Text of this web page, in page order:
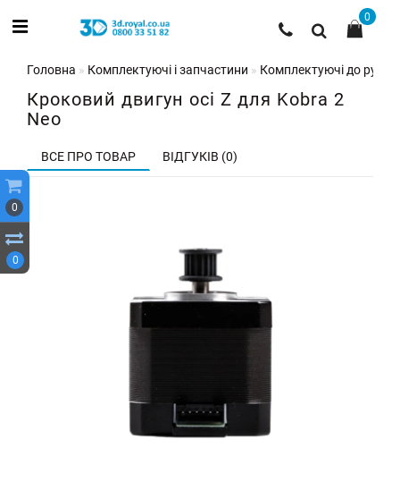
0
0
0
Головна Комплектуючі і запчастини Комплектуючі до
Кроковий двигун осі Z для Kobra 2
Neo
ВСЕ ПРО ТОВАР ВІДГУКІВ (0)